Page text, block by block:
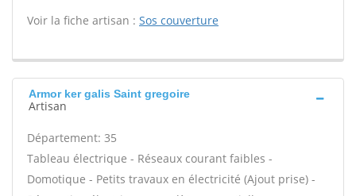
Voir la fiche artisan : Sos couverture
Armor ker galis Saint gregoire
Artisan
Département: 35
Tableau électrique - Réseaux courant faibles -
Domotique - Petits travaux en électricité (Ajout prise) -